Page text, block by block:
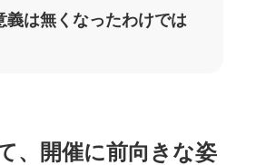
義は無くなったわけでは
、開催に前向きな姿